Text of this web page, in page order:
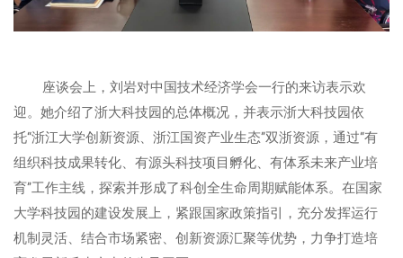
座谈会上，刘岩对中国技术经济学会一行的来访表示欢
迎。她介绍了浙大科技园的总体概况，并表示浙大科技园依
托“浙江大学创新资源、浙江国资产业生态”双浙资源，通过“有
组织科技成果转化、有源头科技项目孵化、有体系未来产业培
育”工作主线，探索并形成了科创全生命周期赋能体系。在国家
大学科技园的建设发展上，紧跟国家政策指引，充分发挥运行
机制灵活、结合市场紧密、创新资源汇聚等优势，力争打造培